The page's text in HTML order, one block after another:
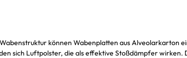
können Wabenplatten aus Alveolarkarton
sich Luftpolster, die als effektive Stoßdämpfer wirken.